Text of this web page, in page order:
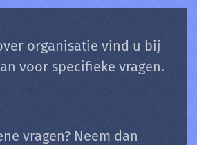
organisatie vind u bij
voor specifieke vragen.
vragen? Neem dan